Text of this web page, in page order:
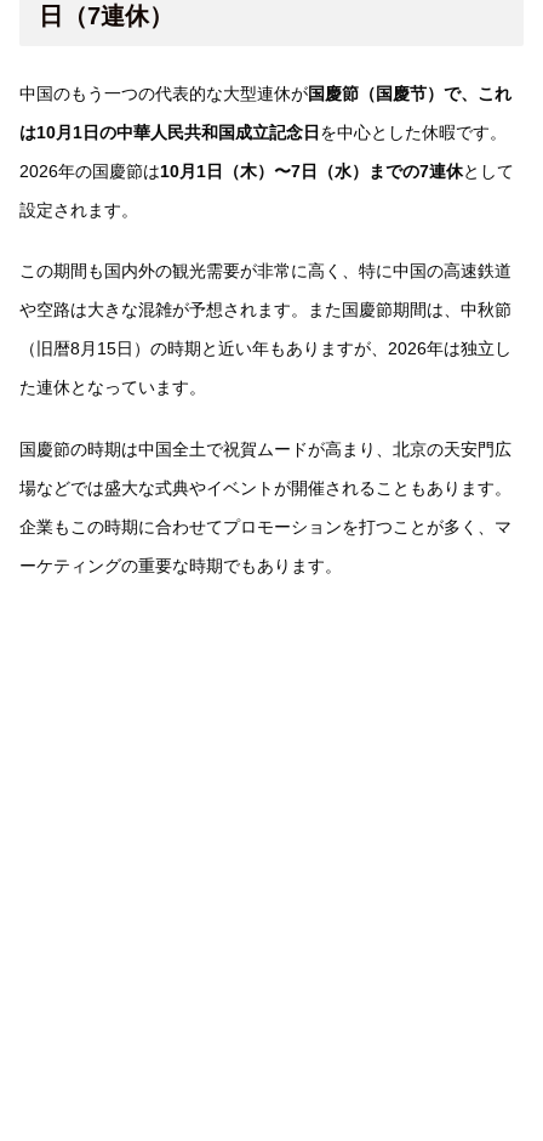
日（7連休）
中国のもう一つの代表的な大型連休が国慶節（国慶节）で、これ
は10月1日の中華人民共和国成立記念日 を中心とした休暇です。
2026年の国慶節は10月1日（木）〜7日（水）までの7連休として
設定されます。
この期間も国内外の観光需要が非常に高く、特に中国の高速鉄道
や空路は大きな混雑が予想されます。また国慶節期間は、中秋節
（旧暦8月15日）の時期と近い年もありますが、2026年は独立し
た連休となっています。
国慶節の時期は中国全土で祝賀ムードが高まり、北京の天安門広
場などでは盛大な式典やイベントが開催されることもあります。
企業もこの時期に合わせてプロモーションを打つことが多く、マ
ーケティングの重要な時期でもあります。